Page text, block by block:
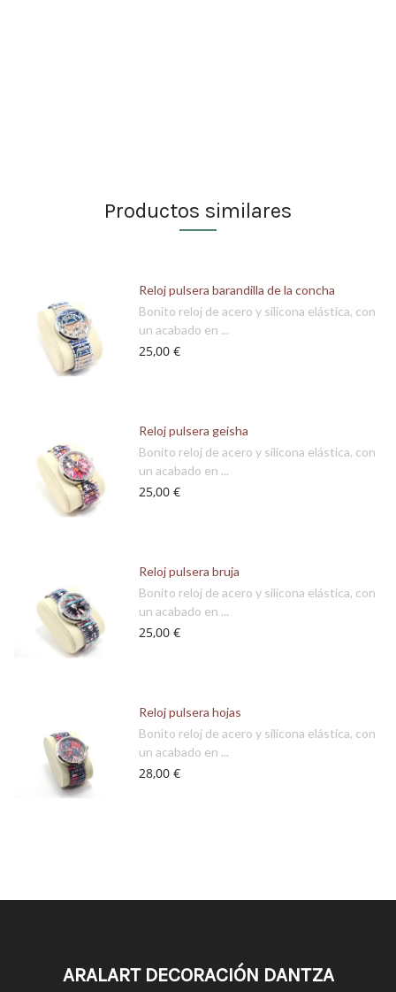
Productos similares
Reloj pulsera barandilla de la concha
Bonito reloj de acero y silicona elástica, con
un acabado en ...
25,00 €
Reloj pulsera geisha
Bonito reloj de acero y silicona elástica, con
un acabado en ...
25,00 €
Reloj pulsera bruja
Bonito reloj de acero y silicona elástica, con
un acabado en ...
25,00 €
Reloj pulsera hojas
Bonito reloj de acero y silicona elástica, con
un acabado en ...
28,00 €
ARALART DECORACIÓN DANTZA